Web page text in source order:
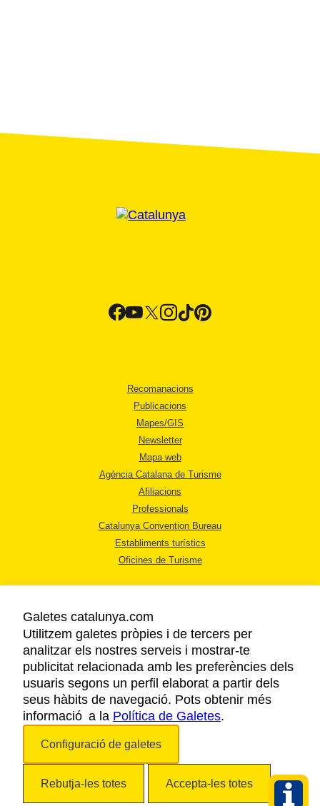
Recomanacions
Publicacions
Mapes/GIS
Newsletter
Mapa web
Agència Catalana de Turisme
Afiliacions
Professionals
Catalunya Convention Bureau
Establiments turístics
Oficines de Turisme
AVÍS LEGAL
POLÍTICA DE PRIVACITAT
COOKIES
ACCESSIBILITAT
Galetes catalunya.com
Utilitzem galetes pròpies i de tercers per
analitzar els nostres serveis i mostrar-te
publicitat relacionada amb les preferències dels
usuaris segons un perfil elaborat a partir dels
seus hàbits de navegació. Pots obtenir més
informació a la Política de Galetes.
Configuració de galetes
Rebutja-les totes Accepta-les totes